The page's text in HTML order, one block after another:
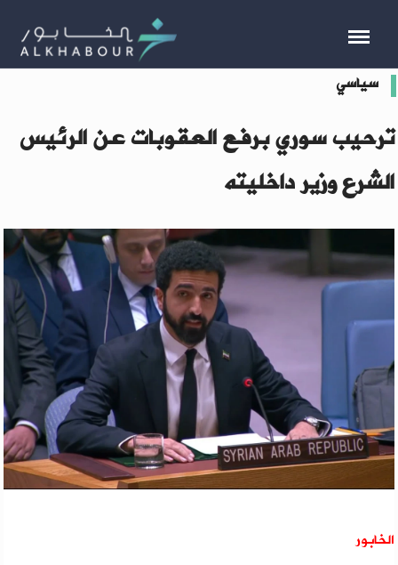
سياسي
ترحيب سوري برفع العقوبات عن الرئيس
الشرع وزير داخليته
الخابور